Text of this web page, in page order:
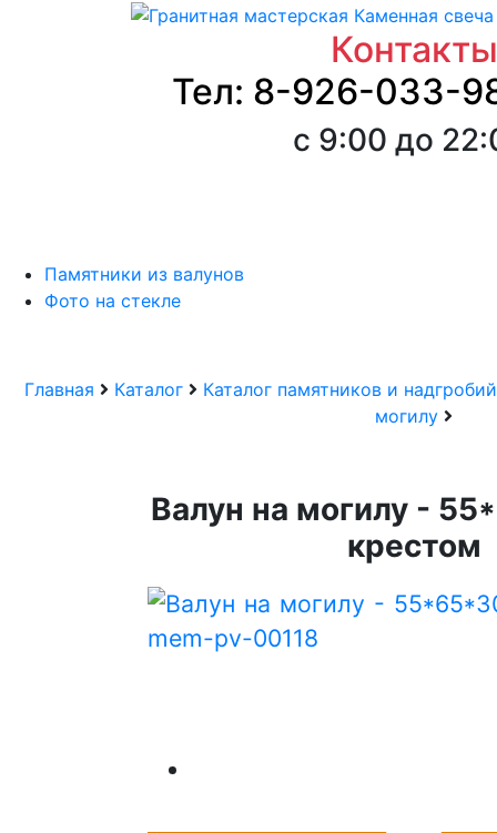
Контакты
Тел: 8-926-033-
с 9:00 до
Памятники из валунов
Фото на стекле
Главная Каталог
Каталог памятников и
могилу
Валун на могилу -
крестом